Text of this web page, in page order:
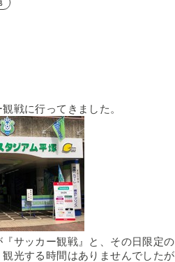
戦に行ってきました。
『サッカー観戦』と、その日限定
光する時間はありませんでしたが